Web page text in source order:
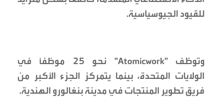
للقيود الجيوسياسية.
وتوظف "Atomicwork" نحو 25 موظفاً في
الولايات المتحدة، بينما يتمركز الجزء الأكبر من
فريق تطوير المنتجات في مدينة بنغالورو الهندية.